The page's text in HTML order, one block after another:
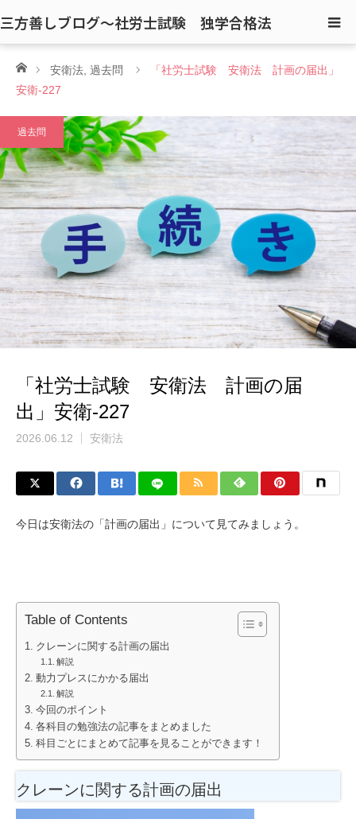
三方善しブログ〜社労士試験 独学合格法
ホーム安衛法 過去問
「社労士試験 安衛法 計画の届出」
安衛-227
過去問
「社労士試験 安衛法 計画の届
出」安衛-227
2026.06.12 安衛法
今日は安衛法の「計画の届出」について見てみましょう。
Table of Contents
クレーンに関する計画の届出
解説
動力プレスにかかる届出
解説
今回のポイント
各科目の勉強法の記事をまとめました
科目ごとにまとめて記事を見ることができます！
クレーンに関する計画の届出